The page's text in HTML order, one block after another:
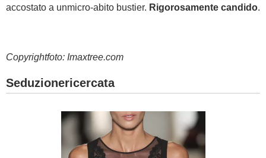
accostato a unmicro-abito bustier. Rigorosamente candido.
Copyrightfoto: Imaxtree.com
Seduzionericercata